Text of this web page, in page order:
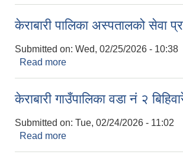
केराबारी पालिका अस्पतालको सेवा
Submitted on: Wed, 02/25/2026 - 10:38
Read more
केराबारी गाउँपालिका वडा नं २
Submitted on: Tue, 02/24/2026 - 11:02
Read more